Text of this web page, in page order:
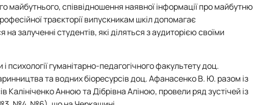
співвідношення наявної інформації про майбутню
траєкторії випускникам шкіл допомагає
залученні студентів, які діляться з аудиторією своїми
психології гуманітарно-педагогічного факультету доц.
та водних біоресурсів доц. Афанасенко В. Ю. разом із
Анною та Дібрівна Аліною, провели ряд зустічей із